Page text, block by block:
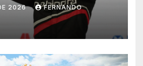
2026 FERNANDO